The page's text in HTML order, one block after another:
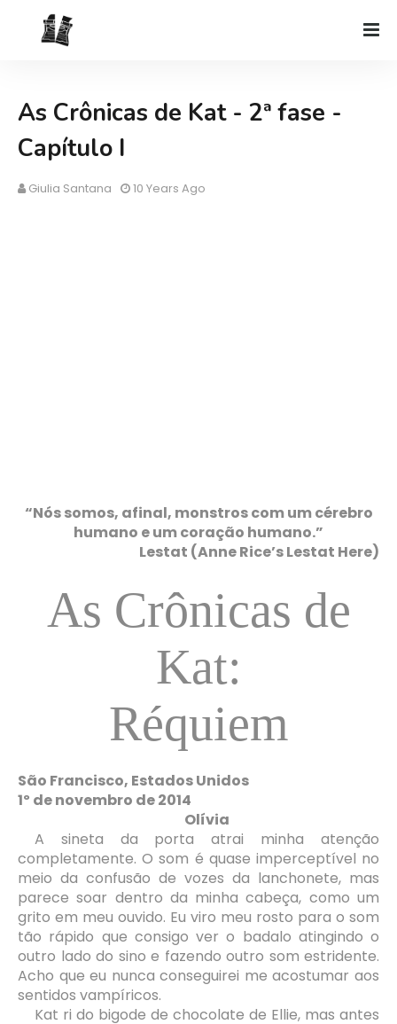
As Crônicas de Kat - 2ª fase -
Capítulo I
Giulia Santana 10 Years Ago
“Nós somos, afinal, monstros com um cérebro
humano e um coração humano.”
Lestat (Anne Rice’s Lestat Here)
As Crônicas de
Kat:
Réquiem
São Francisco, Estados Unidos
1º de novembro de 2014
Olívia
A sineta da porta atrai minha atenção
completamente. O som é quase imperceptível no
meio da confusão de vozes da lanchonete, mas
parece soar dentro da minha cabeça, como um
grito em meu ouvido. Eu viro meu rosto para o som
tão rápido que consigo ver o badalo atingindo o
outro lado do sino e fazendo outro som estridente.
Acho que eu nunca conseguirei me acostumar aos
sentidos vampíricos.
Kat ri do bigode de chocolate de Ellie, mas antes